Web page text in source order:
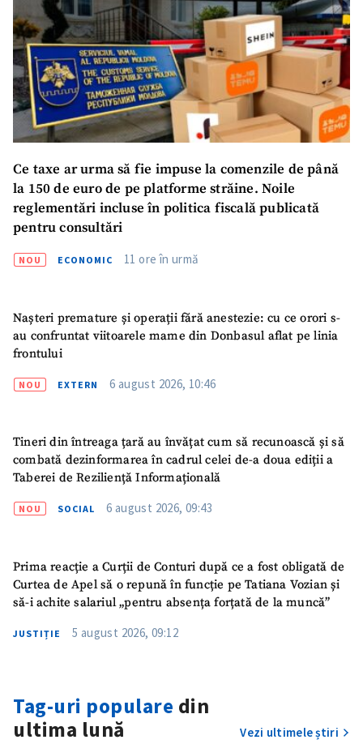
Trimite o informație
Despre ZdG
in English
на русском
Ce taxe ar urma să fie impuse la comenzile de până
la 150 de euro de pe platforme străine. Noile
reglementări incluse în politica fiscală publicată
pentru consultări
NOU ECONOMIC 11 ore în urmă
Nașteri premature și operații fără anestezie: cu ce orori s-
au confruntat viitoarele mame din Donbasul aflat pe linia
frontului
NOU EXTERN 6 august 2026, 10:46
Tineri din întreaga țară au învățat cum să recunoască și să
combată dezinformarea în cadrul celei de-a doua ediții a
Taberei de Reziliență Informațională
NOU SOCIAL 6 august 2026, 09:43
Prima reacție a Curții de Conturi după ce a fost obligată de
Curtea de Apel să o repună în funcție pe Tatiana Vozian și
să-i achite salariul „pentru absența forțată de la muncă”
JUSTIȚIE 5 august 2026, 09:12
Tag-uri populare din
ultima lună
Vezi ultimele știri